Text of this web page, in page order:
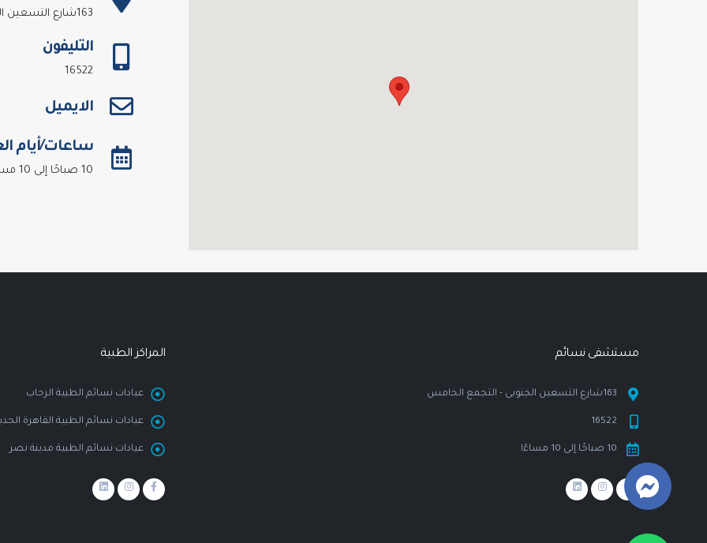
163شارع التسعين الجنوبى - التجمع الخامس
التليفون
16522
الايميل
ساعات/أيام
10 صباحًا إلى 10 مساءًا
مستشفى نسـائم
163شارع التسعين الجنوبى - التجمع الخامس
16522
10 صباحًا إلى 10 مساءًا
المراكز الطبية
عيادات نسائم الطبية الرحاب
عيادات نسائم الطبية القاهرة
عيادات نسائم الطبية مدينة نصر